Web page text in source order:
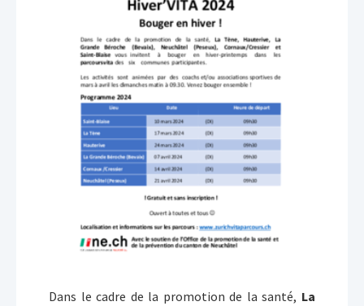
Dans le cadre de la promotion de la santé, La